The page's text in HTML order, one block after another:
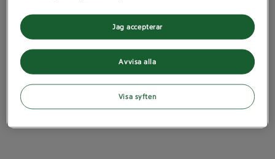
Avvisa alla
Jag accepterar
Visa syften